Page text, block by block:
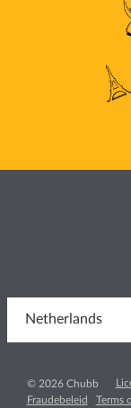
Netherlands
© 2026 Chubb
Fraudebeleid
Terms